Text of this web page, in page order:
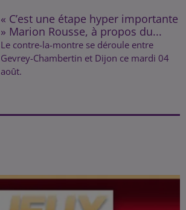
« C’est une étape hyper importante
» Marion Rousse, à propos du...
Le contre-la-montre se déroule entre
Gevrey-Chambertin et Dijon ce mardi 04
août.